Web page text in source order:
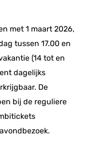
met 1 maart 2026,
tussen 17.00 en
(14 tot en
dagelijks
De
bij de reguliere